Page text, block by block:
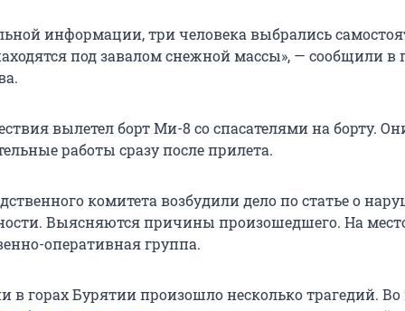
информации, три человека выбрались
под завалом снежной массы», — сообщили в
вылетел бортМи-8 со спасателями на борту.
работы сразу после прилета.
комитета возбудили дело по статье о
Выясняются причины произошедшего. На
оперативная группа.
в горах Бурятии произошло несколько трагедий.